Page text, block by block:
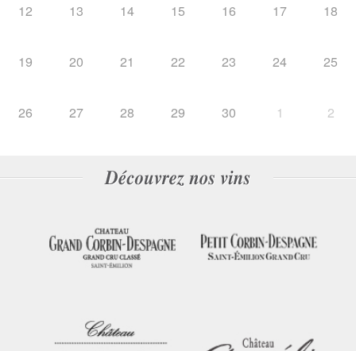
12 13 14 15 16 17 18
19 20 21 22 23 24 25
26 27 28 29 30 1 2